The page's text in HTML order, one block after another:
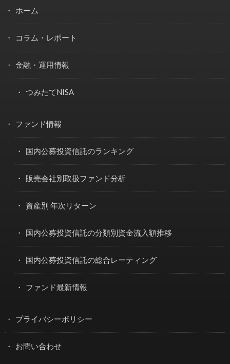
ホーム
コラム・レポート
金融・運用情報
つみたてNISA
ファンド情報
国内公募投資信託のランキング
販売会社別取扱ファンド分析
資産別 年次リターン
国内公募投資信託の分類別資金流入額推移
国内公募投資信託の総合レーティング
ファンド最新情報
プライバシーポリシー
お問い合わせ